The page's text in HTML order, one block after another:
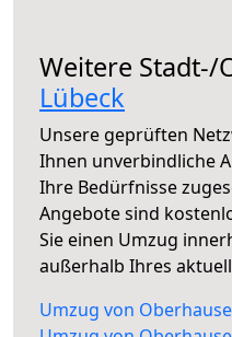
Weitere Stadt-/
Lübeck
Unsere geprüften
Ihnen unverbindliche
Ihre Bedürfnisse
Angebote sind
Sie einen Umzug
außerhalb Ihres
Umzug von